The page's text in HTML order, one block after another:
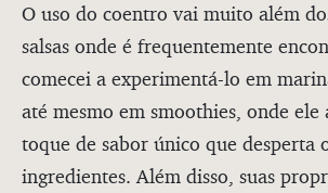
O uso do coentro vai muito além
salsas onde é frequentemente
comecei a experimentá-lo em
até mesmo em smoothies, onde ele
toque de sabor único que desperta
ingredientes. Além disso, suas